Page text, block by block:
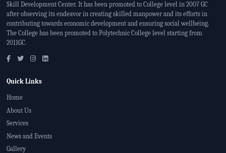
Skill Development Center. It has been promoted to College level in 2007 GC
after observing its endeavor in creating skilled manpower and its efforts in
contributing towards economic development and ensuring social wellbeing.
The College has been promoted to Polytechnic College level starting from
2011GC.
Quick Links
Home
About Us
Services
News and Events
Gallery